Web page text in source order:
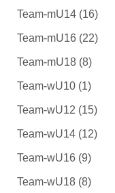
Team-mU14(16)
Team-mU16(22)
Team-mU18(8)
Team-wU10(1)
Team-wU12 (15)
Team-wU14(12)
Team-wU16(9)
Team-wU18(8)